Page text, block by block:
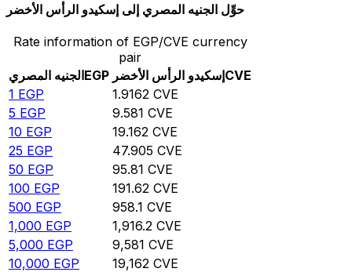
حوِّل الجنيه المصري إلى إسكيدو الرأس الأخضر
Rate information of EGP/CVE currency
pair
الجنيه المصريEGP إسكيدو الرأس الأخضرCVE
1 EGP 1.9162 CVE
5 EGP 9.581 CVE
10 EGP 19.162 CVE
25 EGP 47.905 CVE
50 EGP 95.81 CVE
100 EGP 191.62 CVE
500 EGP 958.1 CVE
1,000 EGP 1,916.2 CVE
5,000 EGP 9,581 CVE
10,000 EGP 19,162 CVE